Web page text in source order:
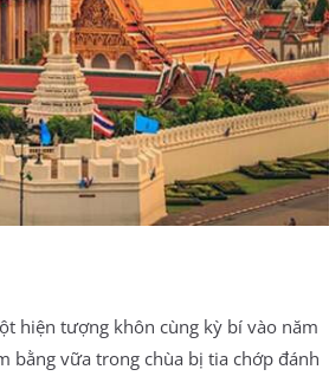
hiện tượng khôn cùng kỳ bí vào năm
bằng vữa trong chùa bị tia chớp đánh